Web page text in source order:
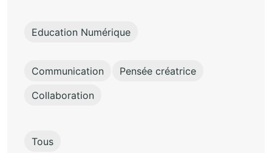
Education Numérique
Communication
Pensée créatrice
Collaboration
Tous